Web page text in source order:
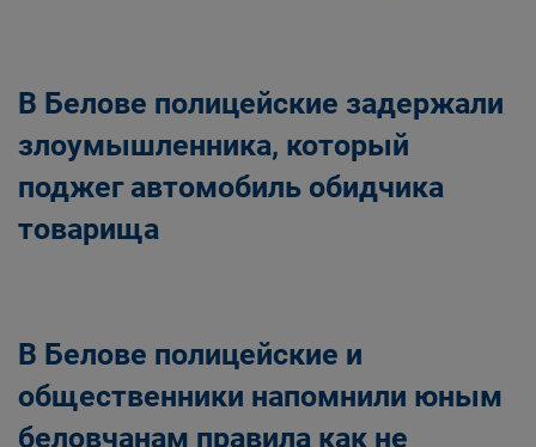
В Белове полицейские задержали
злоумышленника, который
поджег автомобиль обидчика
товарища
В Белове полицейские и
общественники напомнили юным
беловчанам правила как не